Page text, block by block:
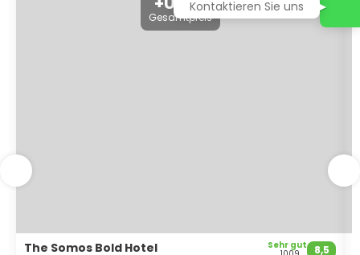
Gesamtpreis
The Somos Bold Hotel 8,5
Sehr gut
Kontaktieren Sie uns